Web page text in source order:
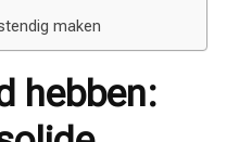
maken
hebben: